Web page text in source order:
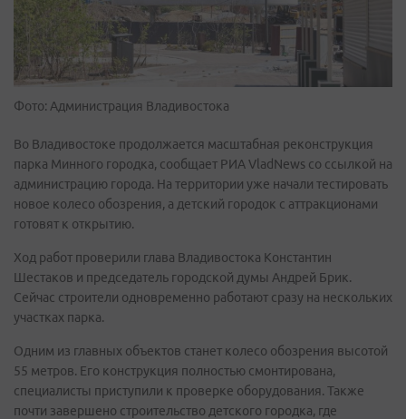
Фото: Администрация Владивостока
Во Владивостоке продолжается масштабная реконструкция
парка Минного городка, сообщает РИА VladNews со ссылкой на
администрацию города. На территории уже начали тестировать
новое колесо обозрения, а детский городок с аттракционами
готовят к открытию.
Ход работ проверили глава Владивостока Константин
Шестаков и председатель городской думы Андрей Брик.
Сейчас строители одновременно работают сразу на нескольких
участках парка.
Одним из главных объектов станет колесо обозрения высотой
55 метров. Его конструкция полностью смонтирована,
специалисты приступили к проверке оборудования. Также
почти завершено строительство детского городка, где